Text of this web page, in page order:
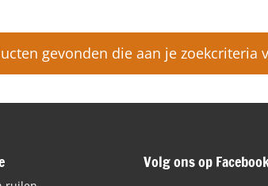
gevonden die aan je zoekcriteria
Volg ons op